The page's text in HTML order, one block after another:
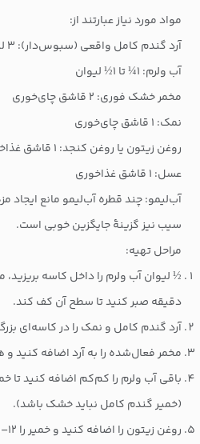
مواد مورد نیاز عبارتند از:
آرد گندم کامل واقعی (سبوس‌دار): ۳ لیوان
آب ولرم: ۱¼ تا ۱½ لیوان
مخمر خشک فوری: ۲ قاشق چای‌خوری
نمک: ۱ قاشق چای‌خوری
روغن زیتون یا روغن کنجد: ۱ قاشق غذاخوری
عسل: ۱ قاشق غذاخوری
آب‌لیمو: چند قطره آب‌لیمو مانع ایجاد
سیب نیز گزینهٔ جایگزین خوبی است.
مراحل تهیه:
دقیقه صبر کنید تا سطح آن کف کند.
آرد گندم کامل و نمک را در کاسه‌ای
مخمر فعال‌شده را به آرد اضافه کنید و
باقی آب ولرم را کم‌کم اضافه کنید
(خمیر گندم کامل نباید خشک باشد).